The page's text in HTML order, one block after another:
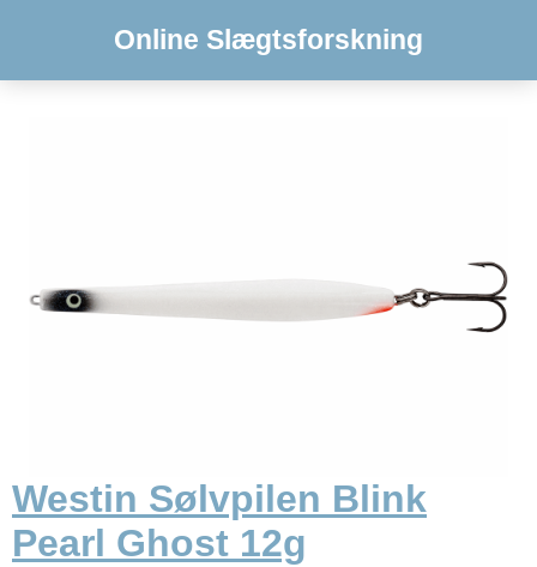
Online Slægtsforskning
Westin Sølvpilen Blink
Pearl Ghost 12g